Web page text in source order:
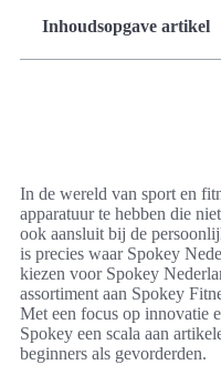
Inhoudsopgave artikel
In de wereld van sport en
apparatuur te hebben die
ook aansluit bij de
is precies waar Spokey
kiezen voor Spokey
assortiment aan Spokey
Met een focus op innovatie
Spokey een scala aan
beginners als gevorderden.